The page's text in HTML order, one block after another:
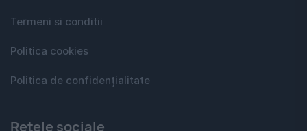
Termeni si conditii
Politica cookies
Politica de confidențialitate
Rețele sociale